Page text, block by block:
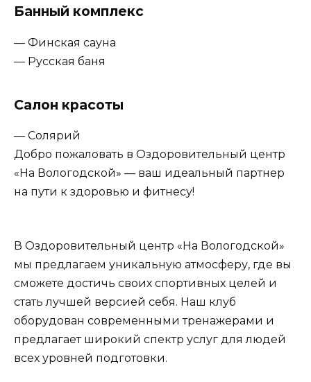
Банный комплекс
— Финская сауна
— Русская баня
Салон красоты
— Солярий
Добро пожаловать в Оздоровительный центр
«На Вологодской» — ваш идеальный партнер
на пути к здоровью и фитнесу!
В Оздоровительный центр «На Вологодской»
мы предлагаем уникальную атмосферу, где вы
сможете достичь своих спортивных целей и
стать лучшей версией себя. Наш клуб
оборудован современными тренажерами и
предлагает широкий спектр услуг для людей
всех уровней подготовки.